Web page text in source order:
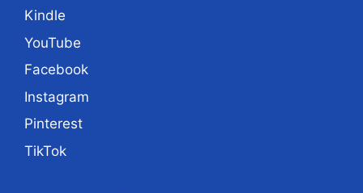
Kindle
YouTube
Facebook
Instagram
Pinterest
TikTok